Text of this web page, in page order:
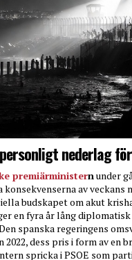
nederlag
premiärministern under
av veckans
budskapet om akut
en fyra år lång
spanska regeringens
2022, dess pris i form av en
spricka i PSOE som